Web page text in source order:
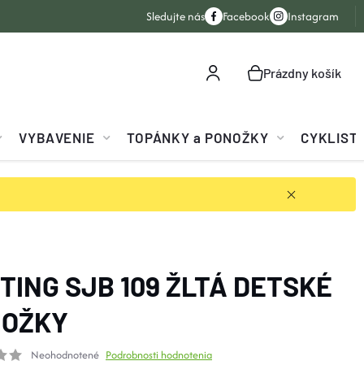
Sledujte nás Facebook Instagram
NÁKUPNÝ
Prázdny košík
VYBAVENIE TOPÁNKY a PONOŽKY
SJB 109 ŽLTÁ DETSKÉ
Neohodnotené Podrobnosti hodnotenia